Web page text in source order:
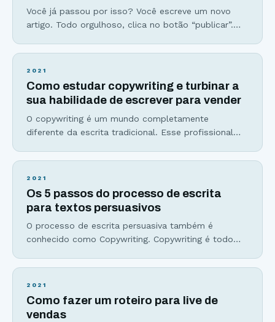
Você já passou por isso? Você escreve um novo
artigo. Todo orgulhoso, clica no botão “publicar”.
não sai da sua cabeça. Zero. Zero comentários.
não precisa terminar assim… Logo, vou ensinar a
2021
Como estudar copywriting e turbinar a
sua habilidade de escrever para vender
O copywriting é um mundo completamente
diferente da escrita tradicional. Esse profissional
de vender através de palavras. Não importa se você
básico para quem deseja viver da escrita ou quer
escrever para ganhar
2021
Os 5 passos do processo de escrita
para textos persuasivos
O processo de escrita persuasiva também é
conhecido como Copywriting. Copywriting é todo
específica, que pode ser desde o cadastro em uma
que eu vou escrever de
2021
Como fazer um roteiro para live de
vendas